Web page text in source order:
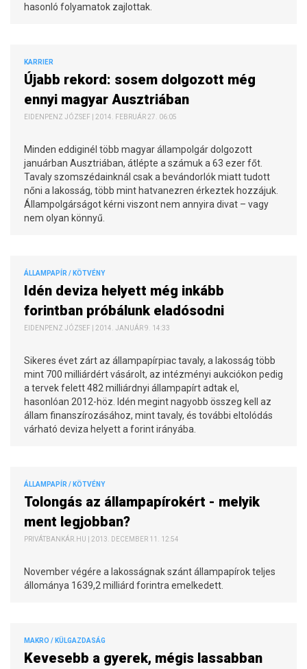
hasonló folyamatok zajlottak.
KARRIER
Újabb rekord: sosem dolgozott még
ennyi magyar Ausztriában
EIDENPENZ JÓZSEF | 2014. FEBRUÁR 27. 06:05
Minden eddiginél több magyar állampolgár dolgozott
januárban Ausztriában, átlépte a számuk a 63 ezer főt.
Tavaly szomszédainknál csak a bevándorlók miatt tudott
nőni a lakosság, több mint hatvanezren érkeztek hozzájuk.
Állampolgárságot kérni viszont nem annyira divat – vagy
nem olyan könnyű.
ÁLLAMPAPÍR / KÖTVÉNY
Idén deviza helyett még inkább
forintban próbálunk eladósodni
EIDENPENZ JÓZSEF | 2014. JANUÁR 9. 14:33
Sikeres évet zárt az állampapírpiac tavaly, a lakosság több
mint 700 milliárdért vásárolt, az intézményi aukciókon pedig
a tervek felett 482 milliárdnyi állampapírt adtak el,
hasonlóan 2012-höz. Idén megint nagyobb összeg kell az
állam finanszírozásához, mint tavaly, és további eltolódás
várható deviza helyett a forint irányába.
ÁLLAMPAPÍR / KÖTVÉNY
Tolongás az állampapírokért - melyik
ment legjobban?
PRIVÁTBANKÁR.HU | 2013. DECEMBER 11. 12:54
November végére a lakosságnak szánt állampapírok teljes
állománya 1639,2 milliárd forintra emelkedett.
MAKRO / KÜLGAZDASÁG
Kevesebb a gyerek, mégis lassabban